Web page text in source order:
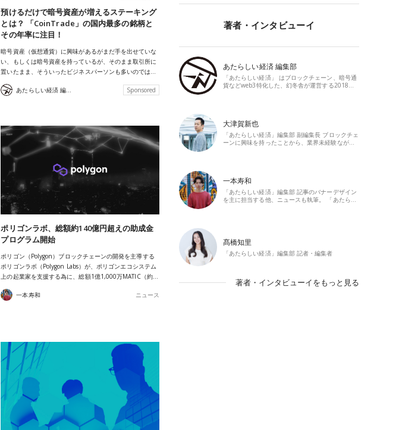
預けるだけで暗号資産が増えるステーキング
とは？ 「CoinTrade」の国内最多の銘柄と
その年率に注目！
暗号資産（仮想通貨）に興味があるがまだ手を出せていな
い、もしくは暗号資産を持っているが、そのまま取引所に
置いたまま、そういったビジネスパーソンも多いのでは…
Sponsored
ポリゴンラボ、総額約140億円超えの助成金
プログラム開始
ポリゴン（Polygon）ブロックチェーンの開発を主導する
ポリゴンラボ（Polygon Labs）が、ポリゴンエコシステム
上の起業家を支援する為に、総額1億1,000万MATIC（約…
一本寿和 ニュース
著者・インタビューイ
あたらしい経済 編集部
「あたらしい経済」 はブロックチェーン、暗号通
貨などweb3特化した、幻冬舎が運営する2018…
大津賀新也
「あたらしい経済」編集部 副編集長 ブロックチェ
ーンに興味を持ったことから、業界未経験なが…
一本寿和
「あたらしい経済」編集部 記事のバナーデザイン
を主に担当する他、ニュースも執筆。 「あたら…
髙橋知里
「あたらしい経済」編集部 記者・編集者
著者・インタビューイをもっと見る